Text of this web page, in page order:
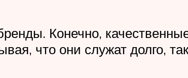
Конечно,
что они служат долго,